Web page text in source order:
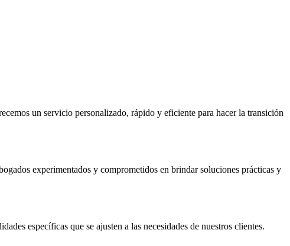
un servicio personalizado, rápido y eficiente para hacer la transición
experimentados y comprometidos en brindar soluciones prácticas y
específicas que se ajusten a las necesidades de nuestros clientes.